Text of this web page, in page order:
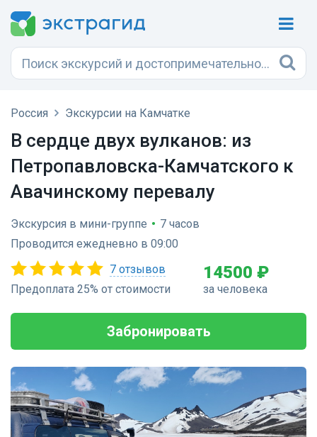
Россия Экскурсии на Камчатке
В сердце двух вулканов: из
Петропавловска-Камчатского к
Авачинскому перевалу
Экскурсия в мини-группе • 7 часов
Проводится ежедневно в 09:00
7 отзывов
Предоплата 25% от стоимости
14500 ₽
за человека
Забронировать